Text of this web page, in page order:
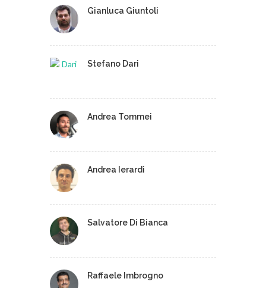
Gianluca Giuntoli
Stefano Dari
Andrea Tommei
Andrea Ierardi
Salvatore Di Bianca
Raffaele Imbrogno